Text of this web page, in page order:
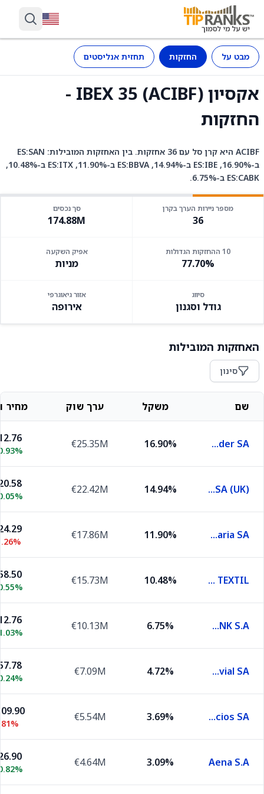
מבט על החזקות תחזית אנליסטים
אקסיון IBEX 35 (ACIBF) -
החזקות
ACIBF היא קרן סל עם 36 אחזקות. בין האחזקות המובילות: ES:SAN
ב-16.90%, ES:IBE ב-14.94%, ES:BBVA ב-11.90%, ES:ITX ב-10.48%,
ES:CABK ב-6.75%.
מספר ניירות הערך בקרן
36
סך נכסים
174.88M
10 ההחזקות הגדולות
77.70%
אפיק השקעה
מניות
סיווג
גודל וסגנון
אזור גיאוגרפי
אירופה
האחזקות המובילות
סינון
שם משקל ערך שוק מחיר
Banco Santander SA
16.90%
€25.35M
Iberdrola SA (UK)
14.94%
€22.42M
Banco Bilbao Vizcaya Argentaria SA
11.90%
€17.86M
INDUSTRIA DE DISENO TEXTIL
10.48%
€15.73M
CAIXABANK S.A.
6.75%
€10.13M
Ferrovial SA
4.72%
€7.09M
Actividades de Construccion y Servicios SA
3.69%
€5.54M
Aena S.A
3.09%
€4.64M